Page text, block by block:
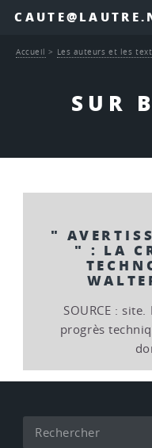
SUR
Accueil > Les auteurs et les
"
" : LA
SOURCE :
progrès